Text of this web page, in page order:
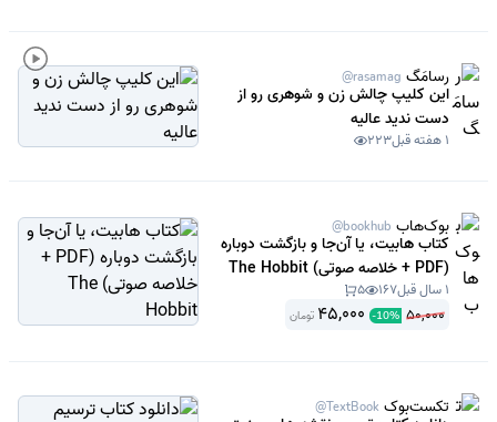
رسامَگ @rasamag
این کلیپ چالش زن و شوهری رو از
دست ندید عالیه
1 هفته قبل 223
بوک‌هاب @bookhub
کتاب هابیت، یا آن‌جا و بازگشت دوباره
(PDF + خلاصه صوتی) The Hobbit
1 سال قبل 167
5
50,000
-10%
45,000 تومان
تکست‌بوک @TextBook